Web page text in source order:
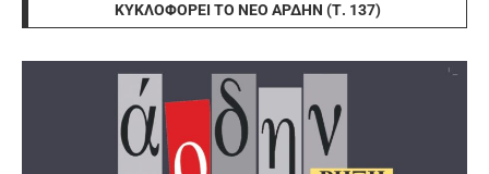
ΚΥΚΛΟΦΟΡΕΊ ΤΟ ΝΈΟ ΆΡΔΗΝ (Τ. 137)